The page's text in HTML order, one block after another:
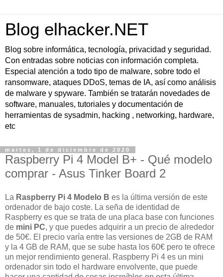
Blog elhacker.NET
Blog sobre informática, tecnología, privacidad y seguridad.
Con entradas sobre noticias con información completa.
Especial atención a todo tipo de malware, sobre todo el
ransomware, ataques DDoS, temas de IA, así como análisis
de malware y spyware. También se tratarán novedades de
software, manuales, tutoriales y documentación de
herramientas de sysadmin, hacking , networking, hardware,
etc
martes, 1 de diciembre de 2020
Raspberry Pi 4 Model B+ - Qué modelo
comprar - Asus Tinker Board 2
La Raspberry Pi 4 Modelo B es la última versión de este
ordenador de bajo coste. La seña de identidad de
Raspberry es que se trata de una placa base con funciones
de mini PC, y que puedes adquirir a un precio de alrededor
de 50€. El precio varía entre las versiones de 2GB de RAM
y la 4 GB de RAM, que se sube hasta los 60€ pero te ofrece
un mejor rendimiento general. Raspberry Pi 4 es un mini
ordenador sin todo el hardware envolvente, que puede